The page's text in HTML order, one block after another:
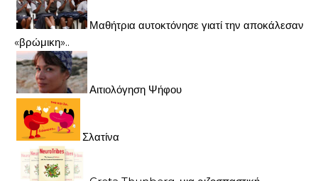
Μαθήτρια αυτοκτόνησε γιατί την αποκάλεσαν
«βρώμικη»..
Αιτιολόγηση Ψήφου
Σλατίνα